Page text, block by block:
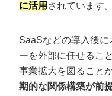
に活用 されています。
SaaSなどの導入後
ーを外部に任せるこ
事業拡大を図ること
期的な関係構築が前